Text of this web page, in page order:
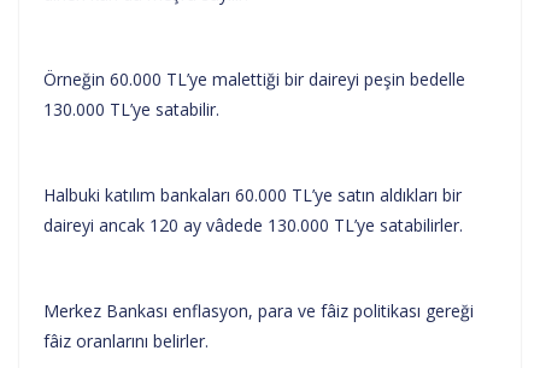
Örneğin 60.000 TL’ye malettiği bir daireyi peşin bedelle
130.000 TL’ye satabilir.
Halbuki katılım bankaları 60.000 TL’ye satın aldıkları bir
daireyi ancak 120 ay vâdede 130.000 TL’ye satabilirler.
Merkez Bankası enflasyon, para ve fâiz politikası gereği
fâiz oranlarını belirler.